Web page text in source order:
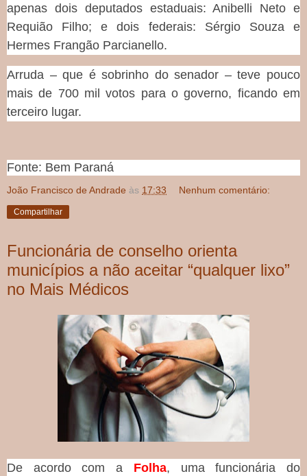
apenas dois deputados estaduais: Anibelli Neto e
Requião Filho; e dois federais: Sérgio Souza e
Hermes Frangão Parcianello.
Arruda – que é sobrinho do senador – teve pouco
mais de 700 mil votos para o governo, ficando em
terceiro lugar.
Fonte: Bem Paraná
João Francisco de Andrade às 17:33 Nenhum comentário:
Compartilhar
Funcionária de conselho orienta
municípios a não aceitar “qualquer lixo”
no Mais Médicos
De acordo com a Folha, uma funcionária do